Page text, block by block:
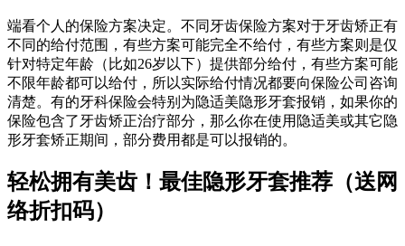
端看个人的保险方案决定。不同牙齿保险方案对于牙齿矫正有
不同的给付范围，有些方案可能完全不给付，有些方案则是仅
针对特定年龄（比如26岁以下）提供部分给付，有些方案可能
不限年龄都可以给付，所以实际给付情况都要向保险公司咨询
清楚。有的牙科保险会特别为隐适美隐形牙套报销，如果你的
保险包含了牙齿矫正治疗部分，那么你在使用隐适美或其它隐
形牙套矫正期间，部分费用都是可以报销的。
轻松拥有美齿！最佳隐形牙套推荐（送网
络折扣码）